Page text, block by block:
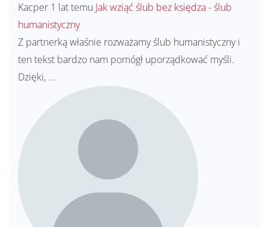
Kacper 1 lat temu Jak wziąć ślub bez księdza - ślub
humanistyczny
Z partnerką właśnie rozważamy ślub humanistyczny i
ten tekst bardzo nam pomógł uporządkować myśli.
Dzięki, ...